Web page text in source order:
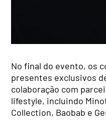
No final do evento, os
presentes exclusivos
colaboração com
lifestyle, incluindo
Collection, Baobab e